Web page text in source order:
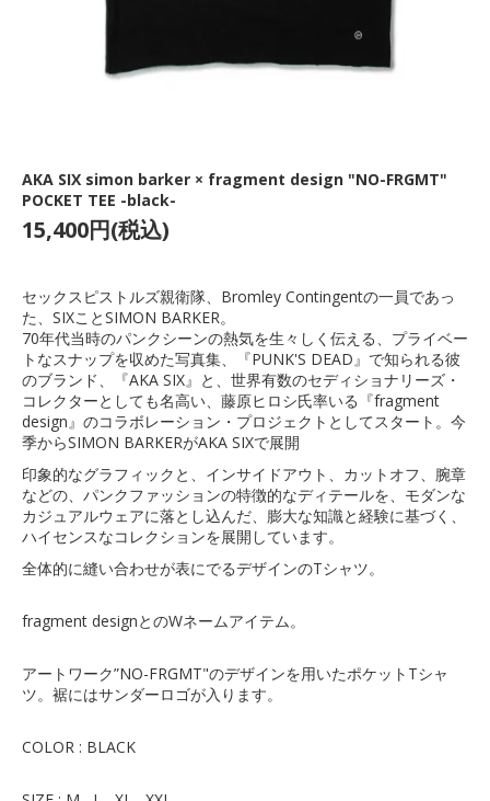
AKA SIX simon barker × fragment design "NO-FRGMT"
POCKET TEE -black-
15,400円(税込)
セックスピストルズ親衛隊、Bromley Contingentの一員であっ
た、SIXことSIMON BARKER。
70年代当時のパンクシーンの熱気を生々しく伝える、プライベー
トなスナップを収めた写真集、『PUNK'S DEAD』で知られる彼
のブランド、『AKA SIX』と、世界有数のセディショナリーズ・
コレクターとしても名高い、藤原ヒロシ氏率いる『fragment
design』のコラボレーション・プロジェクトとしてスタート。今
季からSIMON BARKERがAKA SIXで展開
印象的なグラフィックと、インサイドアウト、カットオフ、腕章
などの、パンクファッションの特徴的なディテールを、モダンな
カジュアルウェアに落とし込んだ、膨大な知識と経験に基づく、
ハイセンスなコレクションを展開しています。
全体的に縫い合わせが表にでるデザインのTシャツ。
fragment designとのWネームアイテム。
アートワーク”NO-FRGMT"のデザインを用いたポケットTシャ
ツ。裾にはサンダーロゴが入ります。
COLOR : BLACK